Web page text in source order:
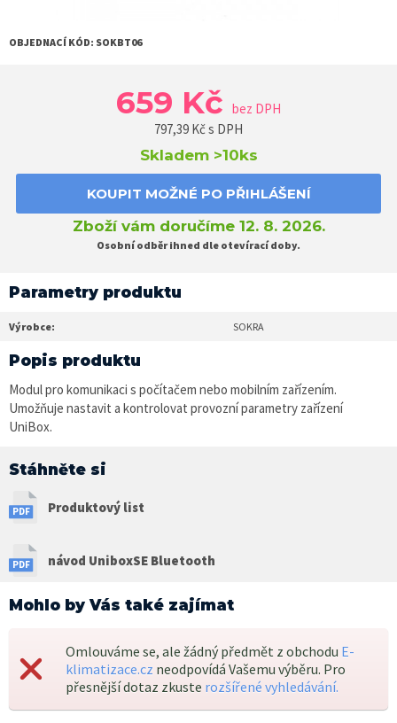
OBJEDNACÍ KÓD: SOKBT06
659 Kč bez DPH
797,39 Kč s DPH
Skladem >10ks
KOUPIT MOŽNÉ PO PŘIHLÁŠENÍ
Zboží vám doručíme 12. 8. 2026.
Osobní odběr ihned dle otevírací doby.
Parametry produktu
Výrobce: SOKRA
Popis produktu
Modul pro komunikaci s počítačem nebo mobilním zařízením.
Umožňuje nastavit a kontrolovat provozní parametry zařízení
UniBox.
Stáhněte si
Produktový list
návod UniboxSE Bluetooth
Mohlo by Vás také zajímat
Omlouváme se, ale žádný předmět z obchodu E-
klimatizace.cz neodpovídá Vašemu výběru. Pro
přesnější dotaz zkuste rozšířené vyhledávání.